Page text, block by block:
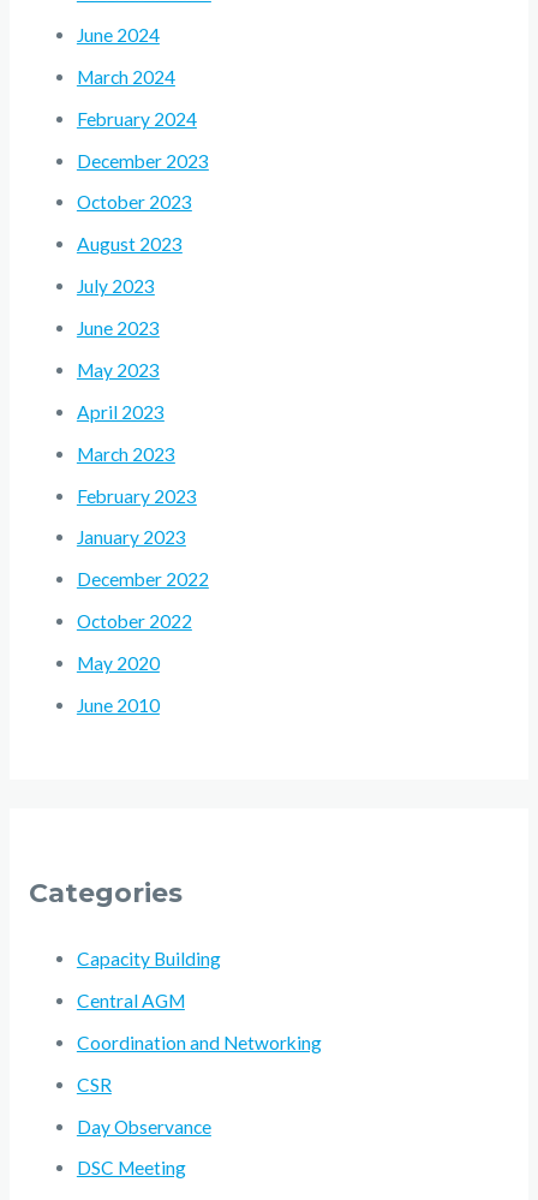
June 2024
March 2024
February 2024
December 2023
October 2023
August 2023
July 2023
June 2023
May 2023
April 2023
March 2023
February 2023
January 2023
December 2022
October 2022
May 2020
June 2010
Categories
Capacity Building
Central AGM
Coordination and Networking
CSR
Day Observance
DSC Meeting